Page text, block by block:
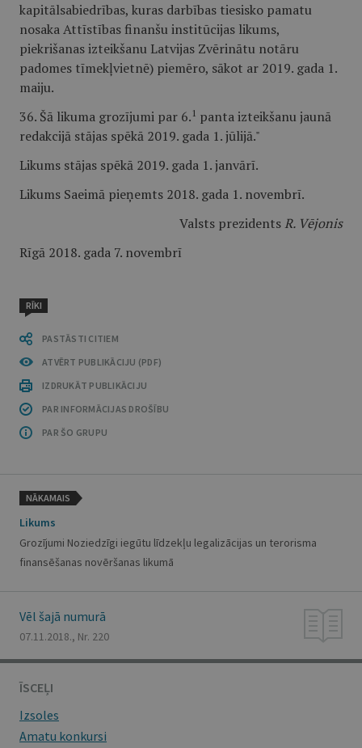
kapitālsabiedrības, kuras darbības tiesisko pamatu
nosaka Attīstības finanšu institūcijas likums,
piekrišanas izteikšanu Latvijas Zvērinātu notāru
padomes tīmekļvietnē) piemēro, sākot ar 2019. gada 1.
maiju.
36. Šā likuma grozījumi par 6. 1 panta izteikšanu jaunā
redakcijā stājas spēkā 2019. gada 1. jūlijā."
Likums stājas spēkā 2019. gada 1. janvārī.
Likums Saeimā pieņemts 2018. gada 1. novembrī.
Valsts prezidentsR. Vējonis
Rīgā 2018. gada 7. novembrī
RĪKI
PASTĀSTI CITIEM
ATVĒRT PUBLIKĀCIJU (PDF)
IZDRUKĀT PUBLIKĀCIJU
PAR INFORMĀCIJAS DROŠĪBU
PAR ŠO GRUPU
NĀKAMAIS
Likums
Grozījumi Noziedzīgi iegūtu līdzekļu legalizācijas un terorisma
finansēšanas novēršanas likumā
Vēl šajā numurā
07.11.2018., Nr. 220
ĪSCEĻI
Izsoles
Amatu konkursi